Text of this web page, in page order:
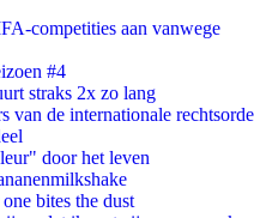
competities aan vanwege
#4
straks 2x zo lang
de internationale rechtsorde
door het leven
bites the dust